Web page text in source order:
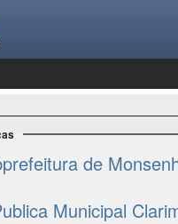
de
Municipal